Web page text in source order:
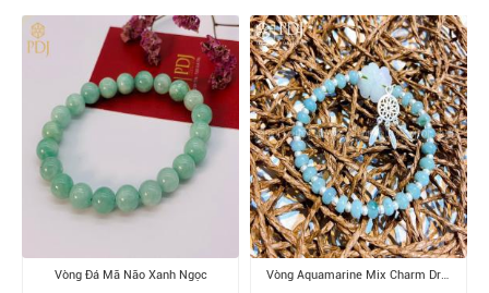
Vòng Đá Mã Não Xanh Ngọc
Vòng Aquamarine Mix Charm Dreamcatcher Bạc